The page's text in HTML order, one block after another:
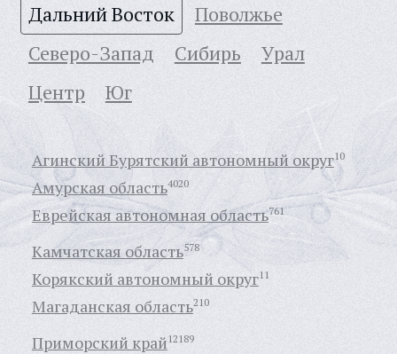
Дальний Восток
Поволжье
Северо-Запад
Сибирь
Урал
Центр
Юг
Агинский Бурятский автономный округ10
Амурская область4020
Еврейская автономная область761
Камчатская область578
Корякский автономный округ11
Магаданская область210
Приморский край12189